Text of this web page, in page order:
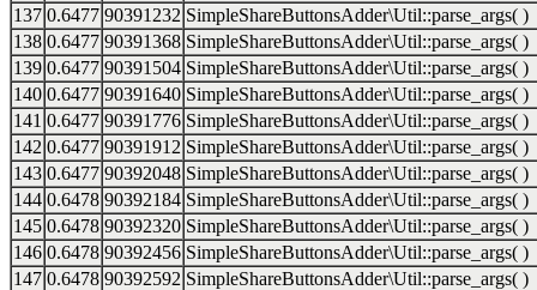
137 0.6477 90391232 SimpleShareButtonsAdder\Util::parse_args( )
138 0.6477 90391368 SimpleShareButtonsAdder\Util::parse_args( )
139 0.6477 90391504 SimpleShareButtonsAdder\Util::parse_args( )
140 0.6477 90391640 SimpleShareButtonsAdder\Util::parse_args( )
141 0.6477 90391776 SimpleShareButtonsAdder\Util::parse_args( )
142 0.6477 90391912 SimpleShareButtonsAdder\Util::parse_args( )
143 0.6477 90392048 SimpleShareButtonsAdder\Util::parse_args( )
144 0.6478 90392184 SimpleShareButtonsAdder\Util::parse_args( )
145 0.6478 90392320 SimpleShareButtonsAdder\Util::parse_args( )
146 0.6478 90392456 SimpleShareButtonsAdder\Util::parse_args( )
147 0.6478 90392592 SimpleShareButtonsAdder\Util::parse_args( )